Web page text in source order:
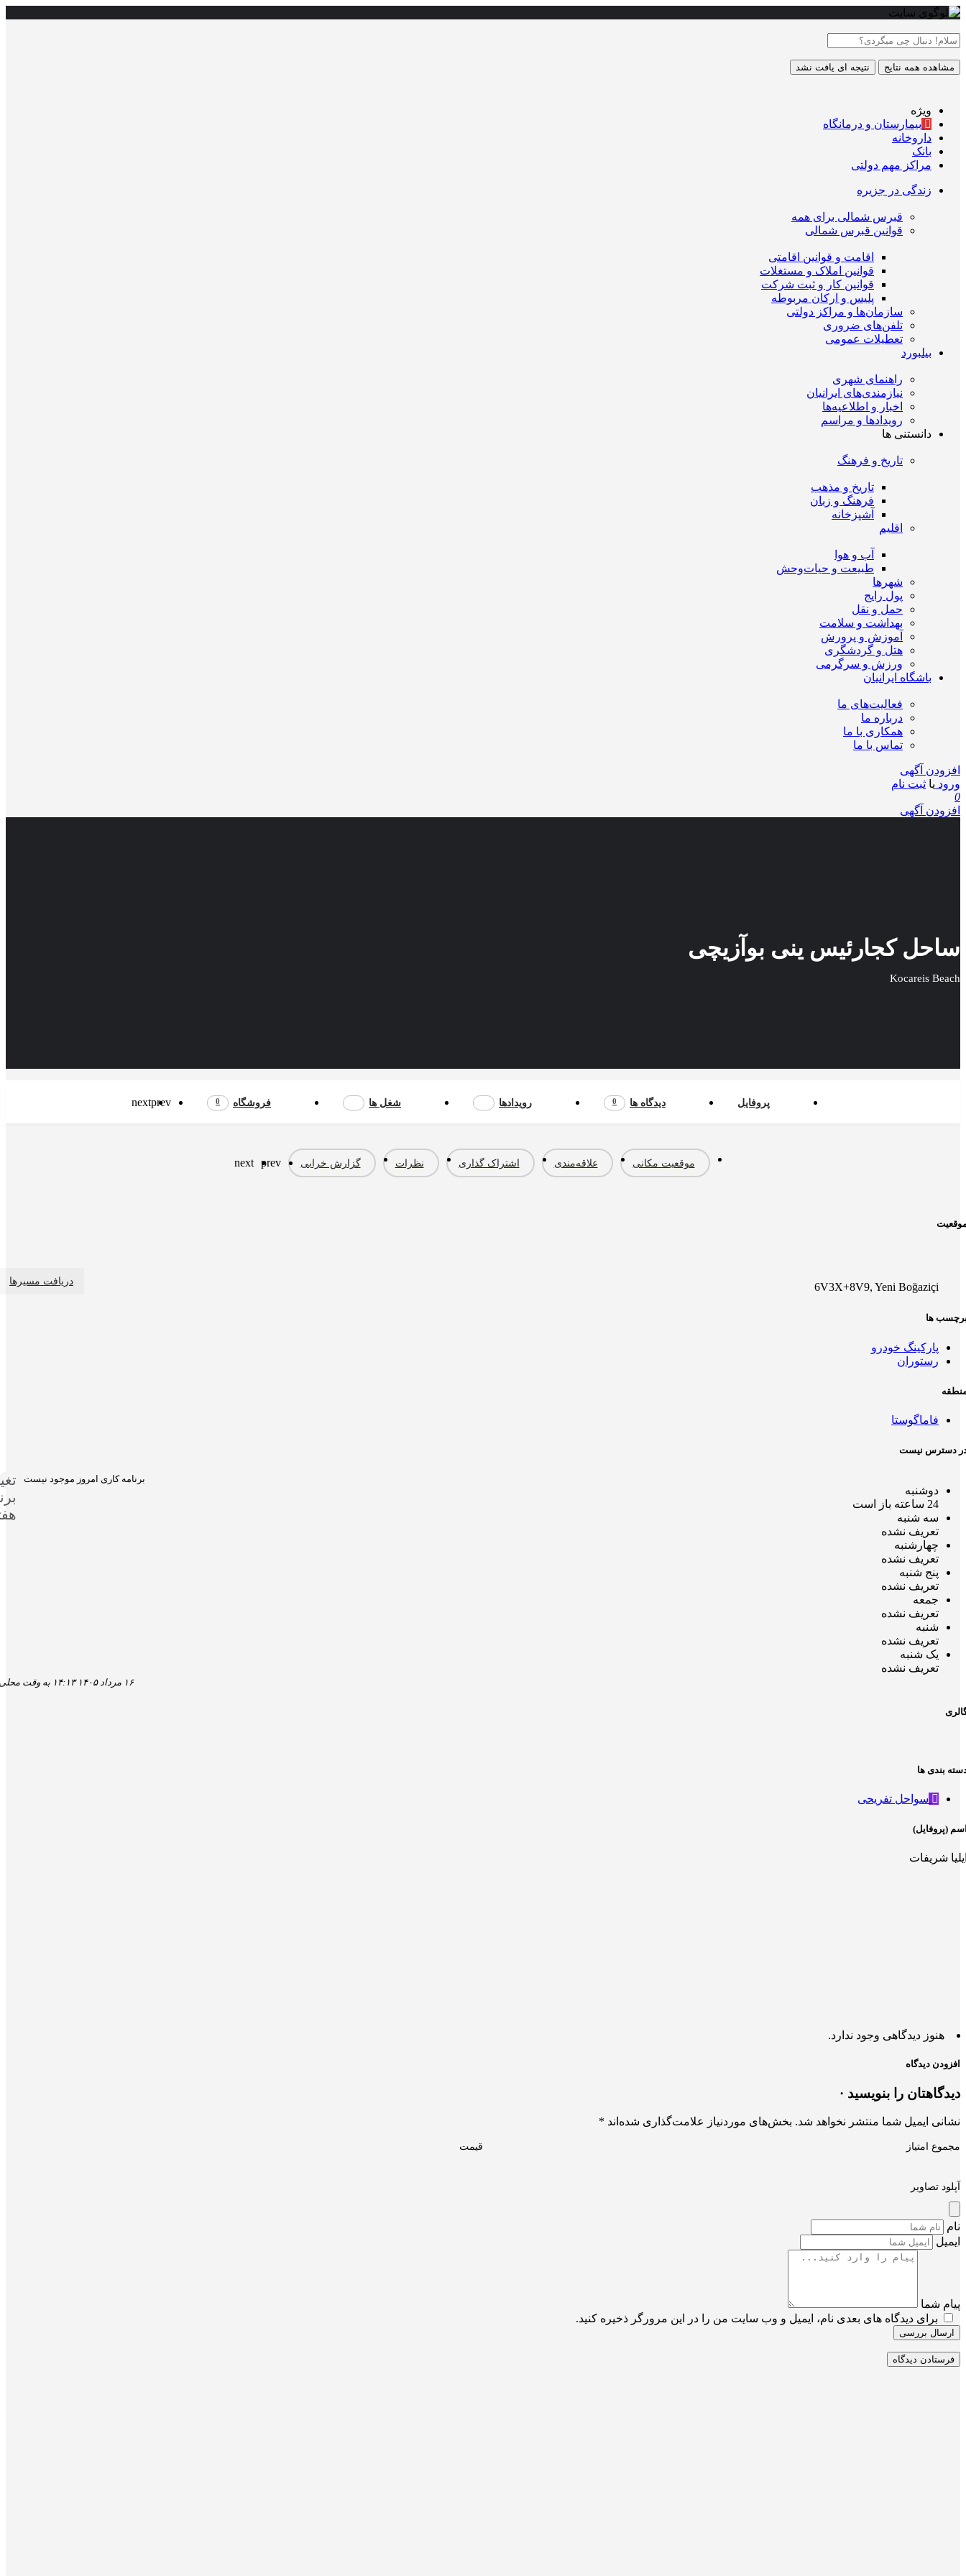
مشاهده همه نتایج نتیجه ای یافت نشد
ویژه
بیمارستان و درمانگاه
داروخانه
بانک
مراکز مهم دولتی
زندگی در جزیره
قبرس شمالی برای همه
قوانین قبرس شمالی
اقامت و قوانین اقامتی
قوانین املاک و مستغلات
قوانین کار و ثبت شرکت
پلیس و ارکان مربوطه
سازمان‌ها و مراکز دولتی
تلفن‌های ضروری
تعطیلات عمومی
بیلبورد
راهنمای شهری
نیازمندی‌های ایرانیان
اخبار و اطلاعیه‌ها
رویداد‌ها و مراسم
دانستنی ها
تاریخ و فرهنگ
تاریخ و مذهب
فرهنگ و زبان
آشپزخانه
اقلیم
آب و هوا
طبیعت و حیات‌وحش
شهرها
پول رایج
حمل و نقل
بهداشت و سلامت
آموزش و پرورش
هتل و گردشگری
ورزش و سرگرمی
باشگاه ایرانیان
فعالیت‌های ما
درباره ما
همکاری با ما
تماس با ما
افزودن آگهی
ورود یا ثبت نام
0
افزودن آگهی
ساحل کجارئیس ینی بوآزیچی
Kocareis Beach
پروفایل دیدگاه ها 0 رویدادها شغل ها فروشگاه 0
prev
next
موقعیت مکانی علاقه‌مندی اشتراک گذاری نظرات گزارش خرابی prev
next
6V3X+8V9, Yeni Boğaziçi دریافت مسیرها
ها
پارکینگ خودرو
رستوران
فاماگوستا
دسترس نیست
برنامه کاری امروز موجود نیست
دوشنبه
24 ساعته باز است
سه شنبه
تعریف نشده
چهارشنبه
تعریف نشده
پنج شنبه
تعریف نشده
جمعه
تعریف نشده
شنبه
تعریف نشده
یک شنبه
تعریف نشده
۱۶ مرداد ۱۴۰۵ ۱۴:۱۳ به وقت محلی
بندی ها
سواحل تفریحی
(پروفایل)
هنوز دیدگاهی وجود ندارد.
افزودن دیدگاه
دیدگاهتان را بنویسید ·
نشانی ایمیل شما منتشر نخواهد شد. بخش‌های موردنیاز علامت‌گذاری شده‌اند *
مجموع امتیاز قیمت
آپلود تصاویر
نام
ایمیل
پیام شما
برای دیدگاه های بعدی نام، ایمیل و وب سایت من را در این مرورگر ذخیره کنید.
ارسال بررسی